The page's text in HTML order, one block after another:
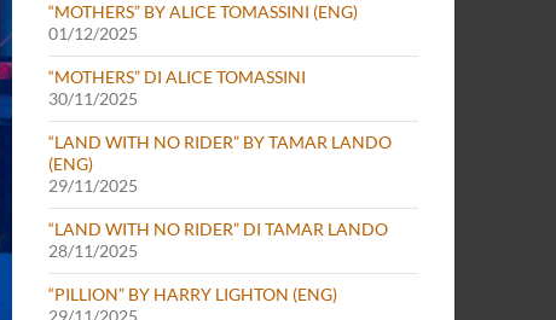
“MOTHERS” BY ALICE TOMASSINI (ENG)
01/12/2025
“MOTHERS” DI ALICE TOMASSINI
30/11/2025
“LAND WITH NO RIDER” BY TAMAR LANDO
(ENG)
29/11/2025
“LAND WITH NO RIDER” DI TAMAR LANDO
28/11/2025
“PILLION” BY HARRY LIGHTON (ENG)
29/11/2025